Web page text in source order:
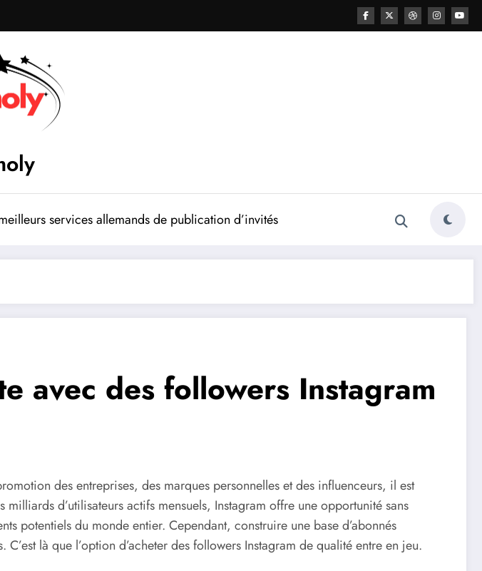
services allemands de publication d’invités
avec des followers Instagram
des entreprises, des marques personnelles et des influenceurs, il est
d’utilisateurs actifs mensuels, Instagram offre une opportunité sans
potentiels du monde entier. Cependant, construire une base d’abonnés
là que l’option d’acheter des followers Instagram de qualité entre en jeu.